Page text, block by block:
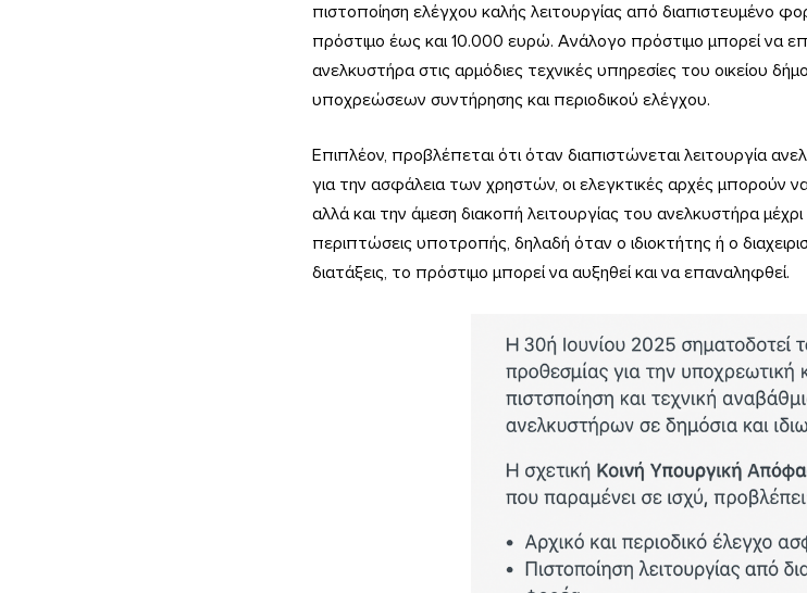
πιστοποίηση ελέγχου καλής λειτουργίας από διαπιστευμένο
πρόστιμο έως και 10.000 ευρώ. Ανάλογο πρόστιμο μπορεί να
ανελκυστήρα στις αρμόδιες τεχνικές υπηρεσίες του οικείου
υποχρεώσεων συντήρησης και περιοδικού ελέγχου.
Επιπλέον, προβλέπεται ότι όταν διαπιστώνεται λειτουργία
για την ασφάλεια των χρηστών, οι ελεγκτικές αρχές μπορούν
αλλά και την άμεση διακοπή λειτουργίας του ανελκυστήρα
περιπτώσεις υποτροπής, δηλαδή όταν ο ιδιοκτήτης ή ο
διατάξεις, το πρόστιμο μπορεί να αυξηθεί και να επαναληφθεί.